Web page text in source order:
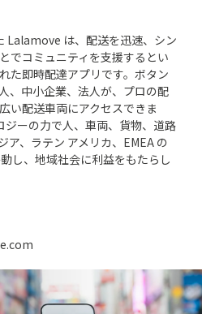
Lalamove は、配送を迅速、シン
でコミュニティを支援するとい
た即時配達アプリです。ボタン
、中小企業、法人が、プロの配
い配送車両にアクセスできま
ーの力で人、車両、貨物、道路
ア、ラテン アメリカ、EMEA の
し、地域社会に利益をもたらし